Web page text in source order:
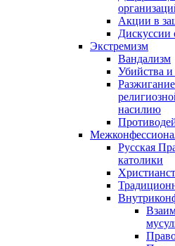
Акции в
Дискуссии
Экстремизм
Вандализм
Убийства
насилию
Русская
католики